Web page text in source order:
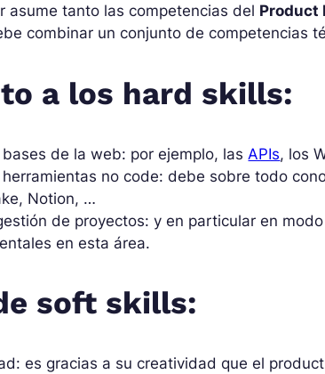
asume tanto las competencias del Product
combinar un conjunto de competencias
a los hard skills:
de la web: por ejemplo, las APIs, los
herramientas no code: debe sobre todo
Notion, …
de proyectos: y en particular en
en esta área.
soft skills:
es gracias a su creatividad que el